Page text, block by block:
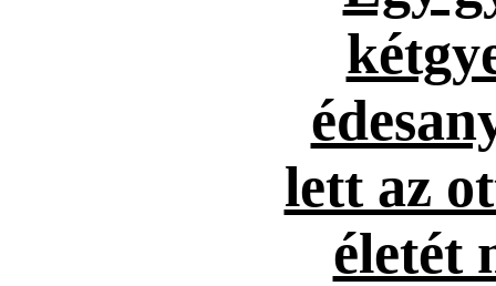
lett az
életét